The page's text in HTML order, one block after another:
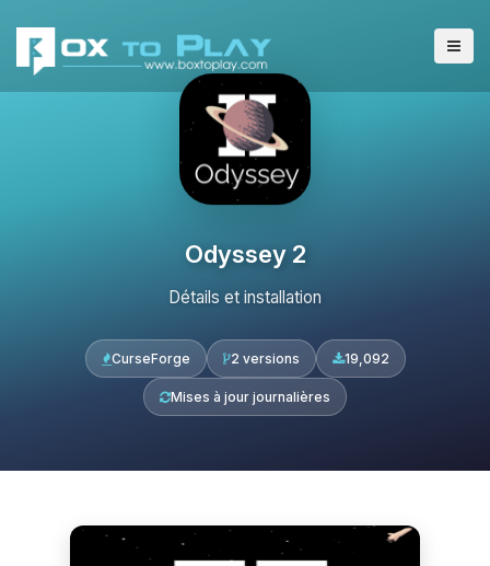
Odyssey 2
Détails et installation
CurseForge 2 versions 19,092
Mises à jour journalières